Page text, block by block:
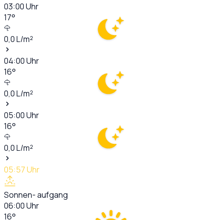
03:00Uhr
17°
0,0L/m²
04:00Uhr
16°
0,0L/m²
05:00Uhr
16°
0,0L/m²
05:57Uhr
Sonnen- aufgang
06:00Uhr
16°